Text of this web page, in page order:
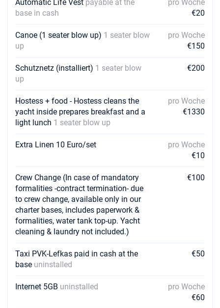
Automatic Life Vest payable at the
base in cash
pro Woche
€20
Canoe (1 seater blow up) 1 seater blow
up
pro Woche
€150
Schutznetz (installiert) 1 seater blow
up
€200
Hostess + food - Hostess cleans the
yacht inside prepares breakfast and a
light lunch 1 seater blow up
pro Woche
€1330
Extra Linen 10 Euro/set
pro Woche
€10
Crew Change (In case of mandatory
formalities -contract termination- due
to crew change, available only in our
charter bases, includes paperwork &
formalities, water tank top-up. Yacht
cleaning & laundry not included.)
€100
Taxi PVK-Lefkas paid in cash at the
base uninstalled
€50
Internet 5GB uninstalled
pro Woche
€60